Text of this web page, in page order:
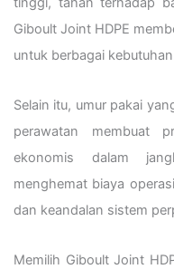
Giboult Joint HDPE
untuk berbagai
Selain itu, umur pakai
perawatan membuat
ekonomis dalam
menghemat biaya
dan keandalan sistem
Memilih Giboult Joint